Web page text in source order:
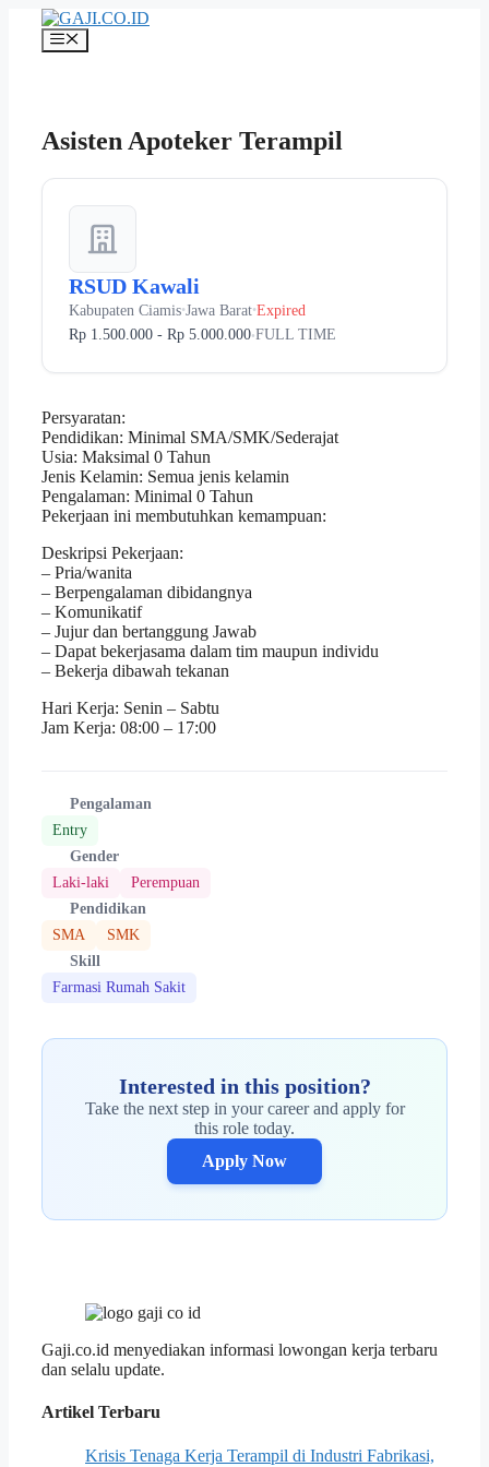
Langsung
Menu
Asisten Apoteker Terampil
RSUD Kawali
Kabupaten Ciamis•Jawa Barat•Expired
Rp 1.500.000 - Rp 5.000.000•FULL TIME
Persyaratan:
Pendidikan: Minimal SMA/SMK/Sederajat
Usia: Maksimal 0 Tahun
Jenis Kelamin: Semua jenis kelamin
Pengalaman: Minimal 0 Tahun
Pekerjaan ini membutuhkan kemampuan:
Deskripsi Pekerjaan:
– ⁠Pria/wanita
– ⁠Berpengalaman dibidangnya
– ⁠Komunikatif
– ⁠Jujur dan bertanggung Jawab
– Dapat bekerjasama dalam tim maupun individu
– ⁠Bekerja dibawah tekanan
Hari Kerja: Senin – Sabtu
Jam Kerja: 08:00 – 17:00
Pengalaman
Entry
Gender
Laki-laki
Perempuan
Pendidikan
SMA
SMK
Skill
Farmasi Rumah Sakit
Interested in this position?
Take the next step in your career and apply for
this role today.
Apply Now
Gaji.co.id menyediakan informasi lowongan kerja terbaru
dan selalu update.
Artikel Terbaru
Krisis Tenaga Kerja Terampil di Industri Fabrikasi,